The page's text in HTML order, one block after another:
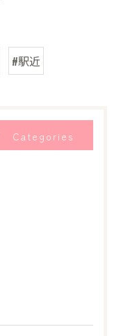
#駅近
Categories